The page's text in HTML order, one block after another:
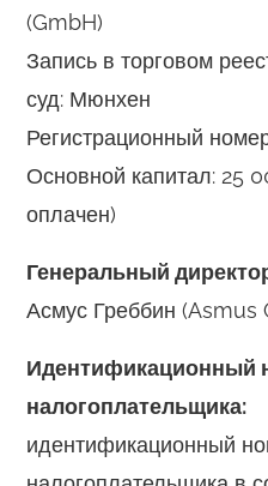
(GmbH)
Запись в торговом
суд: Мюнхен
Регистрационный
Основной капитал: 25
оплачен)
Генеральный
Асмус Греббин (Asmus
Идентификационный
налогоплательщика:
идентификационный